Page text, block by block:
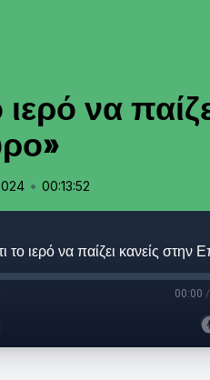
να
• 00:13:52
00:00 /